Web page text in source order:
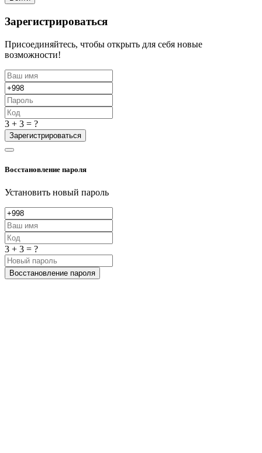
Зарегистрироваться
Присоединяйтесь, чтобы открыть для себя новые
возможности!
3 + 3 = ?
Зарегистрироваться
Восстановление пароля
Установить новый пароль
3 + 3 = ?
Восстановление пароля